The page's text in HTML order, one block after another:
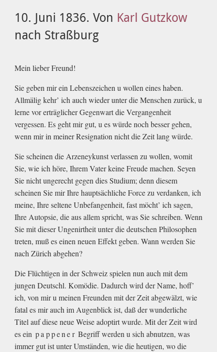
10. Juni 1836. Von Karl Gutzkow
nach Straßburg
Mein lieber Freund!
Sie geben mir ein Lebenszeichen u wollen eines haben.
Allmälig kehr’ ich auch wieder unter die Menschen zurück, u
lerne vor erträglicher Gegenwart die Vergangenheit
vergessen. Es geht mir gut, u es würde noch besser gehen,
wenn mir in meiner Resignation nicht die Zeit lang würde.
Sie scheinen die Arzeneykunst verlassen zu wollen, womit
Sie, wie ich höre, Ihrem Vater keine Freude machen. Seyen
Sie nicht ungerecht gegen dies Studium; denn diesem
scheinen Sie mir Ihre hauptsächliche Force zu verdanken, ich
meine, Ihre seltene Unbefangenheit, fast möcht’ ich sagen,
Ihre Autopsie, die aus allem spricht, was Sie schreiben. Wenn
Sie mit dieser Ungenirtheit unter die deutschen Philosophen
treten, muß es einen neuen Effekt geben. Wann werden Sie
nach Zürich abgehen?
Die Flüchtigen in der Schweiz spielen nun auch mit dem
jungen Deutschl. Komödie. Dadurch wird der Name, hoff’
ich, von mir u meinen Freunden mit der Zeit abgewälzt, wie
fatal es mir auch im Augenblick ist, daß der wunderliche
Titel auf diese neue Weise adoptirt wurde. Mit der Zeit wird
es ein pappener Begriff werden u sich abnutzen, was
immer gut ist unter Umständen, wie die heutigen, wo die